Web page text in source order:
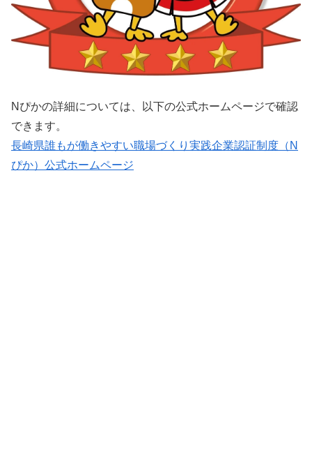
Nぴかの詳細については、以下の公式ホームページで確認
できます。
長崎県誰もが働きやすい職場づくり実践企業認証制度（N
ぴか）公式ホームページ